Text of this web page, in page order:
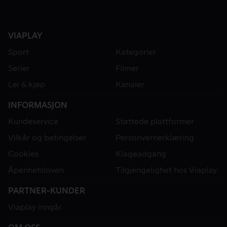
VIAPLAY
Sport
Kategorier
Serier
Filmer
Lei & kjøp
Kanaler
INFORMASJON
Kundeservice
Støttede plattformer
Vilkår og betingelser
Personvernerklæring
Cookies
Klageadgang
Åpenhetsloven
Tilgjengelighet hos Viaplay
PARTNER-KUNDER
Viaplay inngår